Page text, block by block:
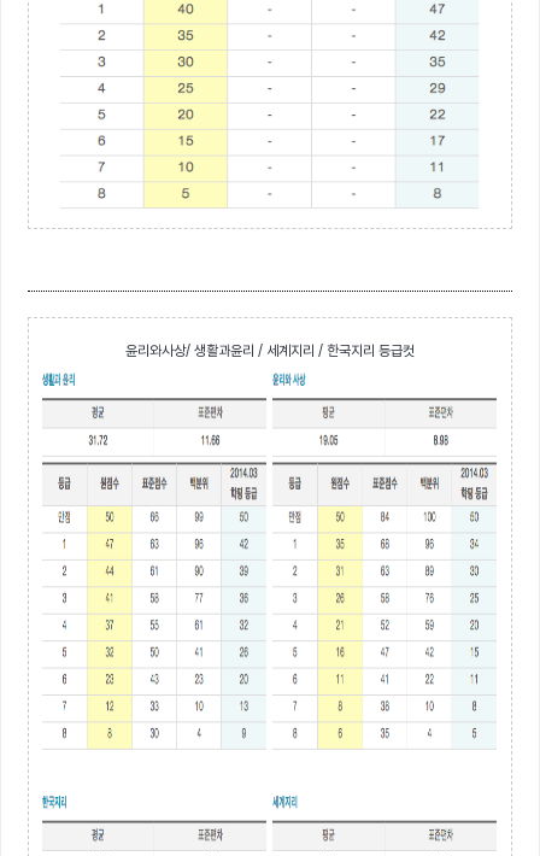
윤리와사상/ 생활과윤리 / 세계지리 / 한국지리 등급컷